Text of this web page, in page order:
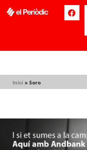
Inici » Soro